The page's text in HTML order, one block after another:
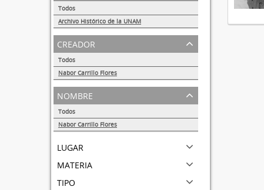
Todos
Archivo Histórico de la UNAM
1
creador
Todos
Nabor Carrillo Flores
1
nombre
Todos
Nabor Carrillo Flores
lugar
materia
tipo